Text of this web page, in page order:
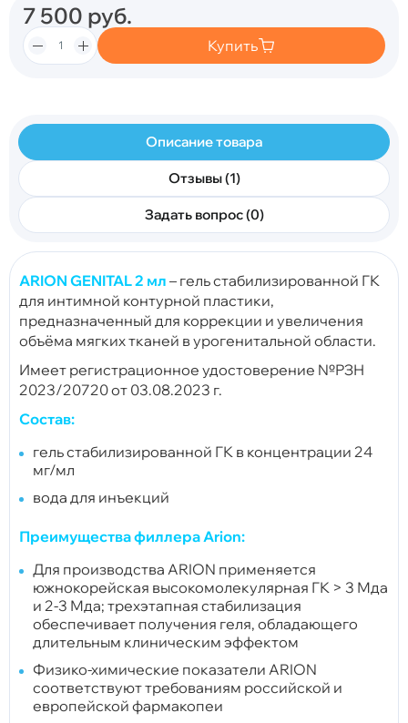
7 500 руб.
Купить
Описание товара
Отзывы (1)
Задать вопрос (0)
ARION GENITAL 2 мл – гель стабилизированной ГК
для интимной контурной пластики,
предназначенный для коррекции и увеличения
объёма мягких тканей в урогенитальной области.
Имеет регистрационное удостоверение №РЗН
2023/20720 от 03.08.2023 г.
Состав:
гель стабилизированной ГК в концентрации 24
мг/мл
вода для инъекций
Преимущества филлера Arion:
Для производства ARION применяется
южнокорейская высокомолекулярная ГК > 3 Мда
и 2-3 Мда; трехэтапная стабилизация
обеспечивает получения геля, обладающего
длительным клиническим эффектом
Физико-химические показатели ARION
соответствуют требованиям российской и
европейской фармакопеи